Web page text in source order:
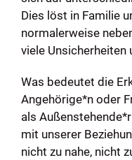
Dies löst in Familie
normalerweise
viele Unsicherheiten
Was bedeutet die
Angehörige*n oder
als
mit unserer
nicht zu nahe, nicht